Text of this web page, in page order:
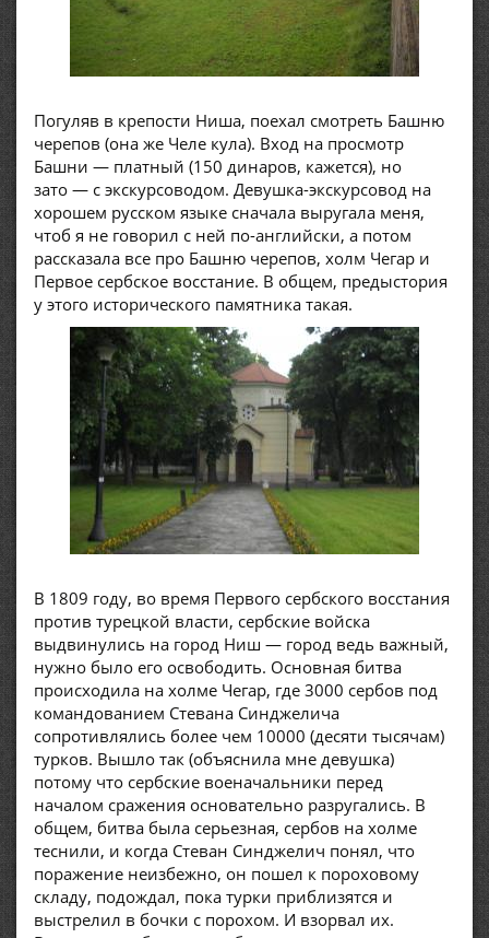
Погуляв в крепости Ниша, поехал смотреть Башню
черепов (она же Челе кула). Вход на просмотр
Башни — платный (150 динаров, кажется), но
зато — с экскурсоводом. Девушка-экскурсовод на
хорошем русском языке сначала выругала меня,
чтоб я не говорил с ней по-английски, а потом
рассказала все про Башню черепов, холм Чегар и
Первое сербское восстание. В общем, предыстория
у этого исторического памятника такая.
В 1809 году, во время Первого сербского восстания
против турецкой власти, сербские войска
выдвинулись на город Ниш — город ведь важный,
нужно было его освободить. Основная битва
происходила на холме Чегар, где 3000 сербов под
командованием Стевана Синджелича
сопротивлялись более чем 10000 (десяти тысячам)
турков. Вышло так (объяснила мне девушка)
потому что сербские военачальники перед
началом сражения основательно разругались. В
общем, битва была серьезная, сербов на холме
теснили, и когда Стеван Синджелич понял, что
поражение неизбежно, он пошел к пороховому
складу, подождал, пока турки приблизятся и
выстрелил в бочки с порохом. И взорвал их.